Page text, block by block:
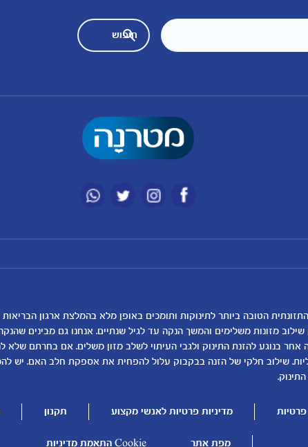
מועדון מטרנה
רכישת מוצרים
נושאים
תזונה ובריאות בהריון
שמות לתינוקות
התפתחות התינוק
להיות הורים
כלים
מחשבון שמות
מחשבון
מתכונים
מזונות משלימים והמשך הנקה עד לגיל שנתיים. אנחנו גם מבינים
בנוגע להזנת התינוק ולגבי העיתוי לשלב מזון משלים. אם בחרתם שלא
שילוב חלקי של הזנה בבקבוק עלול להפחית את אספקת חלב האם. יש
פרטיות מדיניות פרטיות לאנשי מקצוע תקנון
מפת אתר Cookie התאמת מדיניות